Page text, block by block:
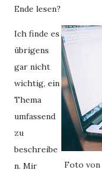
Ende lesen?
Foto von
Ich finde es
übrigens
gar nicht
wichtig, ein
Thema
umfassend
zu
beschreibe
n. Mir